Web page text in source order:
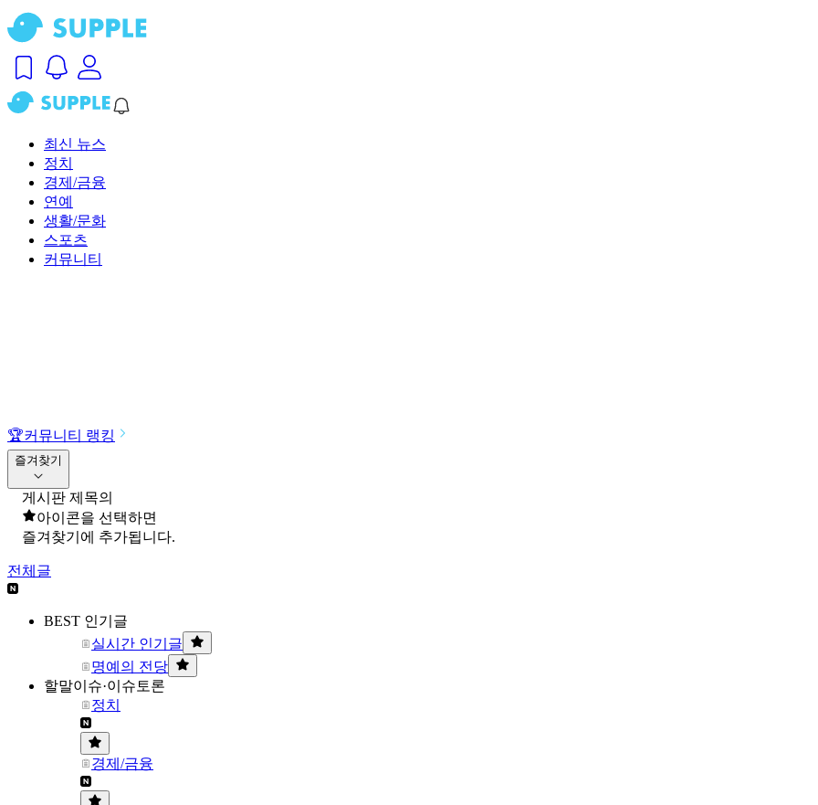
최신 뉴스
정치
경제/금융
연예
생활/문화
스포츠
커뮤니티
🏆커뮤니티 랭킹
즐겨찾기
게시판 제목의
아이콘을 선택하면
즐겨찾기에 추가됩니다.
전체글
BEST 인기글
실시간 인기글
명예의 전당
할말이슈·이슈토론
정치
경제/금융